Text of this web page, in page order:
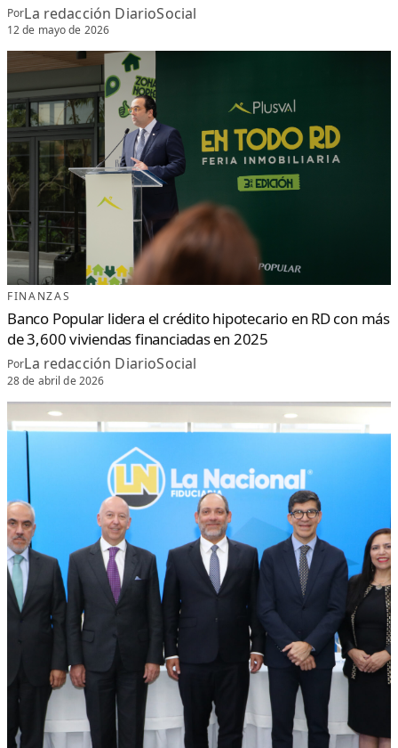
PorLa redacción DiarioSocial
12 de mayo de 2026
FINANZAS
Banco Popular lidera el crédito hipotecario en RD con más
de 3,600 viviendas financiadas en 2025
PorLa redacción DiarioSocial
28 de abril de 2026